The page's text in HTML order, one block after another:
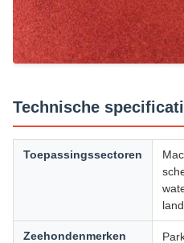
Technische
Toepassingssectoren
Zeehondenmerken